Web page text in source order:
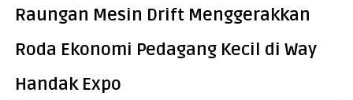
Raungan Mesin Drift Menggerakkan
Roda Ekonomi Pedagang Kecil di Way
Handak Expo